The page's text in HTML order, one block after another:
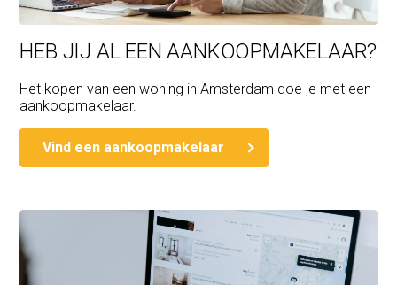
Delivery: in consultation
HEB JIJ AL EEN AANKOOPMAKELAAR?
Het kopen van een woning in Amsterdam doe je met een
aankoopmakelaar.
Vind een aankoopmakelaar